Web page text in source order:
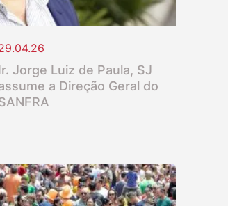
Jorge Luiz de Paula, SJ
a Direção Geral do